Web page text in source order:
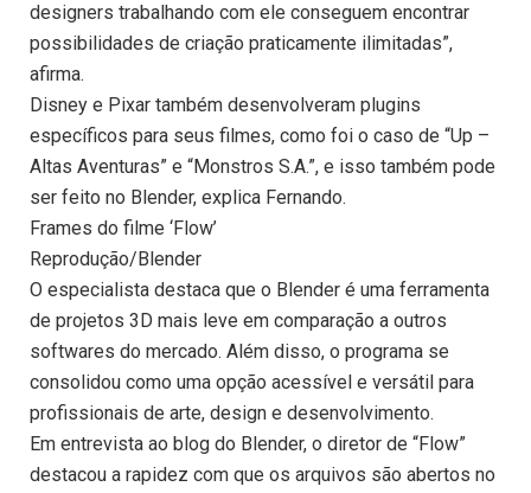
designers trabalhando com ele conseguem encontrar
possibilidades de criação praticamente ilimitadas”,
afirma.
Disney e Pixar também desenvolveram plugins
específicos para seus filmes, como foi o caso de “Up –
Altas Aventuras” e “Monstros S.A.”, e isso também pode
ser feito no Blender, explica Fernando.
Frames do filme ‘Flow’
Reprodução/Blender
O especialista destaca que o Blender é uma ferramenta
de projetos 3D mais leve em comparação a outros
softwares do mercado. Além disso, o programa se
consolidou como uma opção acessível e versátil para
profissionais de arte, design e desenvolvimento.
Em entrevista ao blog do Blender, o diretor de “Flow”
destacou a rapidez com que os arquivos são abertos no